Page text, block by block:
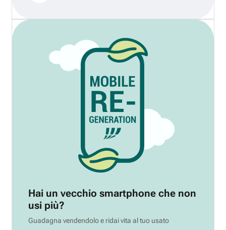
Hai un vecchio smartphone che non
usi più?
Guadagna vendendolo e ridai vita al tuo usato